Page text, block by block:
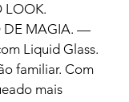
LOOK.
DE MAGIA. —
Liquid Glass.
familiar. Com
mais